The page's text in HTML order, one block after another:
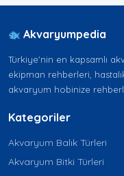
Akvaryumpedia
Türkiye'nin en kapsamlı
ekipman rehberleri,
akvaryum hobinize
Kategoriler
Akvaryum Balık Türleri
Akvaryum Bitki Türleri